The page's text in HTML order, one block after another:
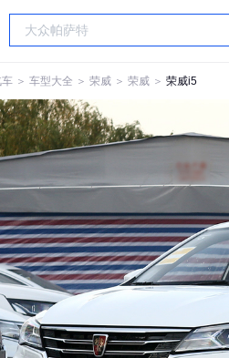
＞ 车型大全 ＞ 荣威 ＞ 荣威 ＞ 荣威i5